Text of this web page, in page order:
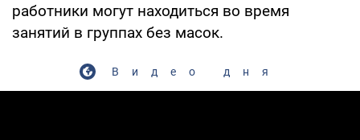
работники могут находиться во время
занятий в группах без масок.
Видео дня